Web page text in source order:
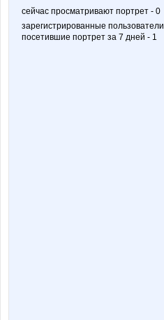
сейчас просматривают портрет - 0
зарегистрированные пользователи
посетившие портрет за 7 дней - 1